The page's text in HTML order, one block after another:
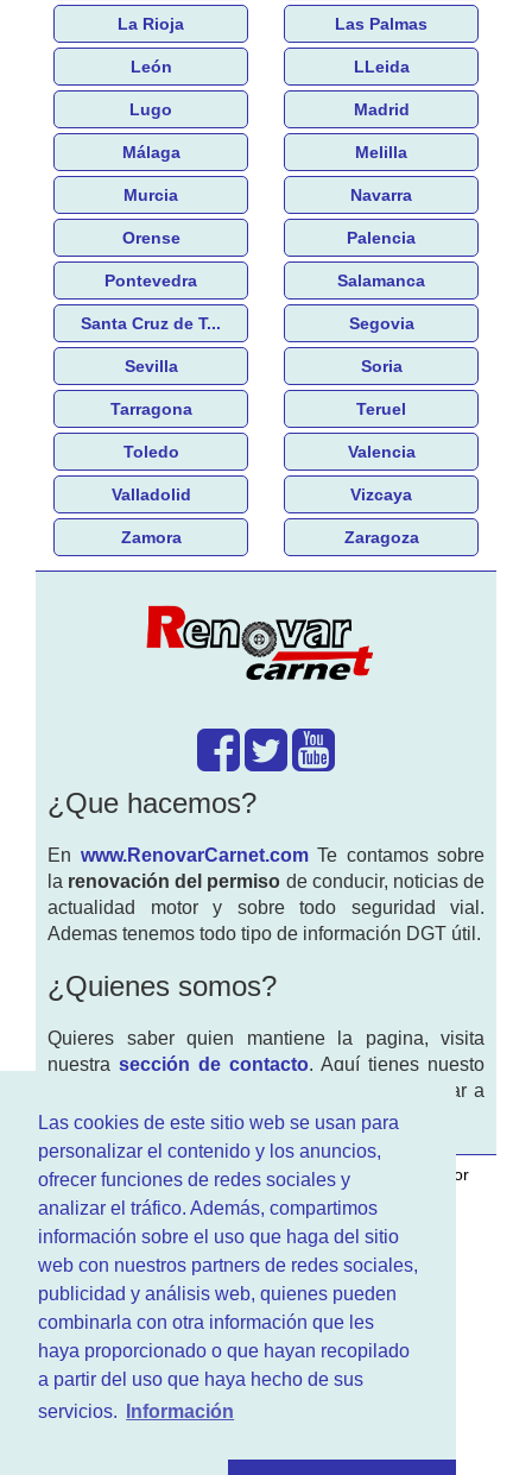
Las cookies de este sitio web se usan para
personalizar el contenido y los anuncios,
ofrecer funciones de redes sociales y
analizar el tráfico. Además, compartimos
información sobre el uso que haga del sitio
web con nuestros partners de redes sociales,
publicidad y análisis web, quienes pueden
combinarla con otra información que les
haya proporcionado o que hayan recopilado
a partir del uso que haya hecho de sus
servicios.
Información
La Rioja Las Palmas
León LLeida
Lugo Madrid
Málaga Melilla
Murcia Navarra
Orense Palencia
Pontevedra Salamanca
Santa Cruz de T... Segovia
Sevilla Soria
Tarragona Teruel
Toledo Valencia
Valladolid Vizcaya
Zamora Zaragoza
¿Que hacemos?
En www.RenovarCarnet.comTe contamos sobre
la renovación del permiso de conducir, noticias de
actualidad motor y sobre todo seguridad vial.
Ademas tenemos todo tipo de información DGT útil.
¿Quienes somos?
Quieres saber quien mantiene la pagina, visita
nuestra sección de contacto. Aquí tienes nuesto
. Basicamente no queremos engañar a
nadie.
Este sitio web es desarrollado y mantenido con
por
www.azr.es.